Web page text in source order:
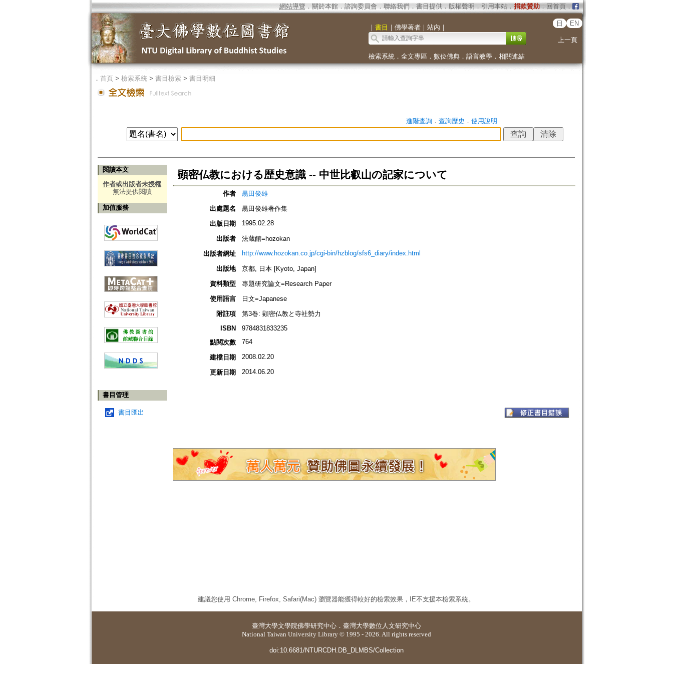
網站導覽 ． 關於本館． 諮詢委員會． 聯絡我們 ． 書目提供． 版權聲明 ． 引用本站． 捐款贊助．回首頁．
｜ 書目 ｜ 佛學著者｜ 站內 ｜
日 EN
上一頁
檢索系統． 全文專區 ． 數位佛典． 語言教學． 相關連結
． 首頁> 檢索系統> 書目檢索> 書目明細
進階查詢． 查詢歷史 ． 使用說明
閱讀本文
作者或出版者未授權
無法提供閱讀
加值服務
書目管理
書目匯出
顕密仏教における歴史意識 -- 中世比叡山の記家について
作者
黒田俊雄
出處題名
黒田俊雄著作集
出版日期
1995.02.28
出版者
法蔵館=hozokan
出版者網址
http://www.hozokan.co.jp/cgi-bin/hzblog/sfs6_diary/index.html
出版地
京都, 日本 [Kyoto, Japan]
資料類型
專題研究論文=Research Paper
使用語言
日文=Japanese
附註項
第3巻: 顕密仏教と寺社勢力
ISBN
9784831833235
點閱次數
764
建檔日期 2008.02.20
更新日期 2014.06.20
建議您使用 Chrome, Firefox, Safari(Mac) 瀏覽器能獲得較好的檢索效果，IE不支援本檢索系統。
臺灣大學文學院佛學研究中心 ． 臺灣大學數位人文研究中心
National Taiwan University Library © 1995 - 2026. All rights reserved
doi:10.6681/NTURCDH.DB_DLMBS/Collection